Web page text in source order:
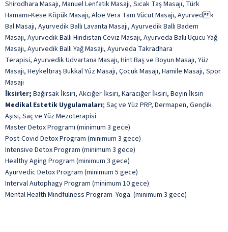
Shirodhara Masajı, Manuel Lenfatik Masajı, Sıcak Taş Masajı, Türk
Hamamı-Kese Köpük Masajı, Aloe Vera Tam Vücut Masajı, Ayurvedk
Bal Masajı, Ayurvedik Ballı Lavanta Masajı, Ayurvedik Ballı Badem
Masajı, Ayurvedik Ballı Hindistan Ceviz Masajı, Ayurveda Ballı Uçucu Yağ
Masajı, Ayurvedik Ballı Yağ Masajı, Ayurveda Takradhara
Terapisi, Ayurvedik Udvartana Masajı, Hint Baş ve Boyun Masajı, Yüz
Masajı, Heykeltıraş Bukkal Yüz Masajı, Çocuk Masajı, Hamile Masajı, Spor
Masajı
İksirler; Bağırsak İksiri, Akciğer İksiri, Karaciğer İksiri, Beyin İksiri
Medikal Estetik Uygulamaları; Saç ve Yüz PRP, Dermapen, Gençlik
Aşısı, Saç ve Yüz Mezoterapisi
Master Detox Programı (minimum 3 gece)
Post-Covid Detox Program (minimum 3 gece)
Intensive Detox Program (minimum 3 gece)
Healthy Aging Program (minimum 3 gece)
Ayurvedic Detox Program (minimum 5 gece)
Interval Autophagy Program (minimum 10 gece)
Mental Health Mindfulness Program -Yoga (minimum 3 gece)